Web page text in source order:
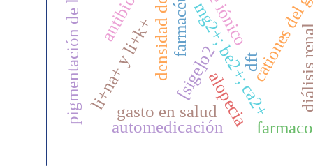
mg2+; be2+; ca2+
[sige]o2
gasto en salud
automedicación
li+na+ y li+k+ dft
pigmentación de la piel alopecia